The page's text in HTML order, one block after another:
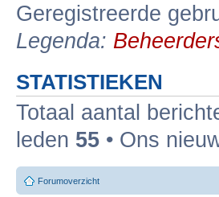
Geregistreerde
Legenda:
STATISTIEKEN
Totaal aantal
leden 55 • Ons
Forumoverzicht